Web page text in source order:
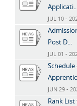
JUL 10 -
Post D...
JUL 01 -
JUN 29 -
Rank